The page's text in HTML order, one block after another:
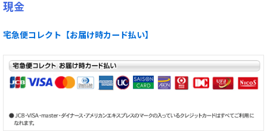
現金
宅急便コレクト【お届け時カード払い】